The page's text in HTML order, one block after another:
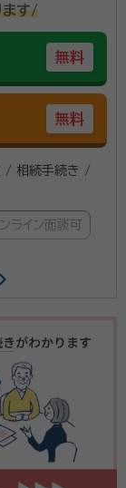
ます/
無料
無料
/ 相続手続き /
ライン面談可
ニング技能士、
員、他多数資格
己研鑽を怠らず、
えるようなサポー
嬉しく存じます。
お手伝いをし